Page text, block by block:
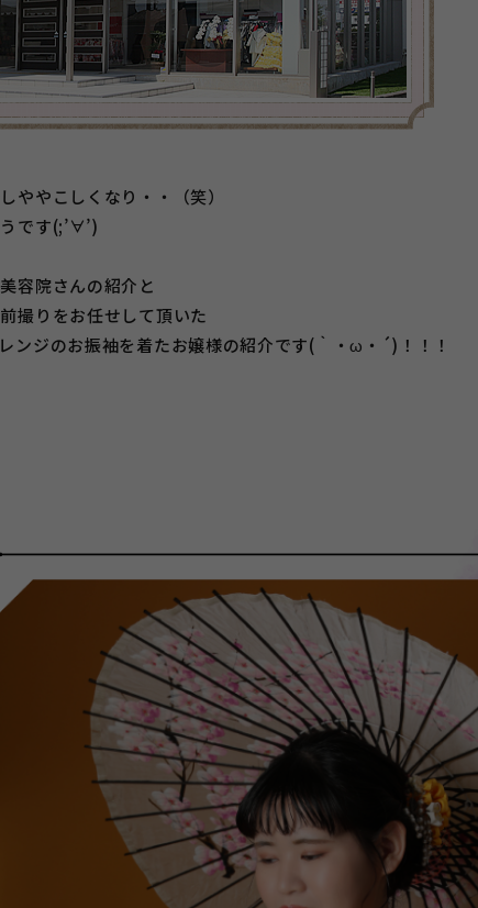
ややこしくなり・・（笑）
です(;’∀’)
容院さんの紹介と
撮りをお任せして頂いた
ンジのお振袖を着たお嬢様の紹介です(｀・ω・´)！！！